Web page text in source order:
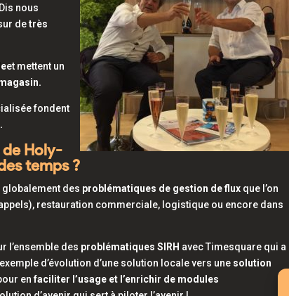
nous
detrès
et mettent un
fondent
de Holy-
temps ?
globalement des problématiques de gestion de flux que l’on
restauration commerciale, logistique ou encore dans
l’ensemble des problématiques SIRH avec Timesquare qui a
d’évolution d’une solution locale vers une solution
enfaciliter l’usage et l’enrichir de modules